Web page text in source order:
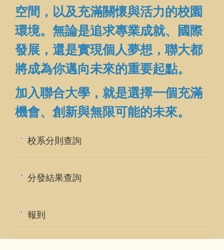
空間，以及充滿關懷與活力的校園
環境。無論是追求專業成就、國際
發展，還是實現個人夢想，聯大都
將成為你邁向未來的重要起點。
加入聯合大學，就是選擇一個充滿
機會、創新與無限可能的未來。
校系分則查詢
分發結果查詢
報到